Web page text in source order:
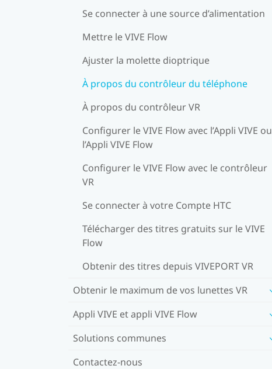
Se connecter à une source d’alimentation
Mettre le VIVE Flow
Ajuster la molette dioptrique
À propos du contrôleur du téléphone
À propos du contrôleur VR
Configurer le VIVE Flow avec l’Appli VIVE ou
l’Appli VIVE Flow
Configurer le VIVE Flow avec le contrôleur
VR
Se connecter à votre Compte HTC
Télécharger des titres gratuits sur le VIVE
Flow
Obtenir des titres depuis VIVEPORT VR
Obtenir le maximum de vos lunettes VR
Appli VIVE et appli VIVE Flow
Solutions communes
Contactez-nous